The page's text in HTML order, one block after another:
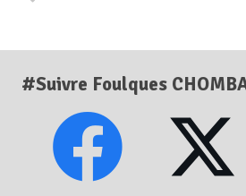
#Suivre Foulques